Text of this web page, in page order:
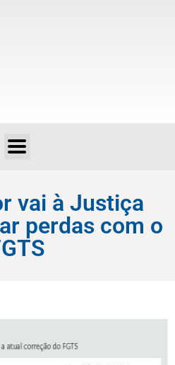
vai à Justiça
perdas com o